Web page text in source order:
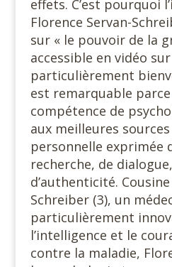
effets. C’est pourquoi
Florence Servan-
sur « le pouvoir de la
accessible en vidéo
particulièrement
est remarquable parce
compétence de
aux meilleures
personnelle exprimée
recherche, de
d’authenticité.
Schreiber (3), un
particulièrement
l’intelligence et le
contre la maladie,